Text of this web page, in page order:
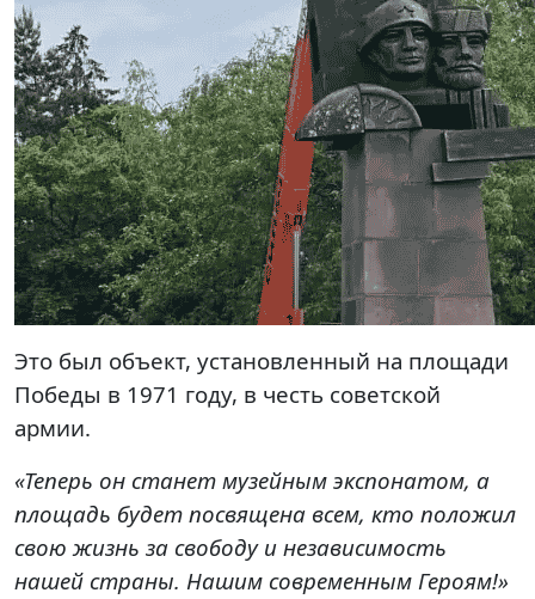
Это был объект, установленный на площади
Победы в 1971 году, в честь советской
армии.
«Теперь он станет музейным экспонатом, а
площадь будет посвящена всем, кто положил
свою жизнь за свободу и независимость
нашей страны. Нашим современным Героям!»